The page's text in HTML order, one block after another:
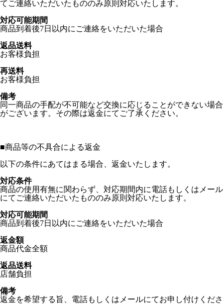
てご連絡いただいたもののみ原則対応いたします。
対応可能期間
商品到着後7日以内にご連絡をいただいた場合
返品送料
お客様負担
再送料
お客様負担
備考
同一商品の手配が不可能など交換に応じることができない場合
がございます。その際は返金にてご了承ください。
■商品等の不具合による返金
以下の条件にあてはまる場合、返金いたします。
対応条件
商品の使用有無に関わらず、対応期間内に電話もしくはメール
にてご連絡いただいたもののみ原則対応いたします。
対応可能期間
商品到着後7日以内にご連絡をいただいた場合
返金額
商品代金全額
返品送料
店舗負担
備考
返金を希望する旨、電話もしくはメールにてお申し付けくださ